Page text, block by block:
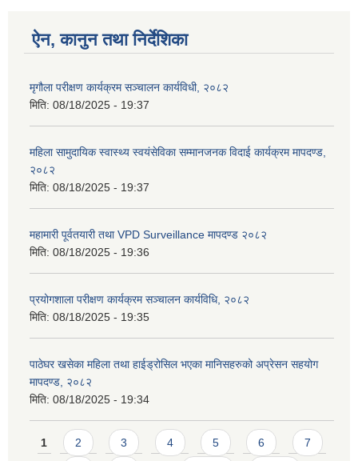
ऐन, कानुन तथा निर्देशिका
मृगौला परीक्षण कार्यक्रम सञ्चालन कार्यविधी, २०८२
मिति: 08/18/2025 - 19:37
महिला सामुदायिक स्वास्थ्य स्वयंसेविका सम्मानजनक विदाई कार्यक्रम मापदण्ड,
२०८२
मिति: 08/18/2025 - 19:37
महामारी पूर्वतयारी तथा VPD Surveillance मापदण्ड २०८२
मिति: 08/18/2025 - 19:36
प्रयोगशाला परीक्षण कार्यक्रम सञ्चालन कार्यविधि, २०८२
मिति: 08/18/2025 - 19:35
पाठेघर खसेका महिला तथा हाईड्रोसिल भएका मानिसहरुको अप्रेसन सहयोग
मापदण्ड, २०८२
मिति: 08/18/2025 - 19:34
Pages
1 2 3 4 5 6 7